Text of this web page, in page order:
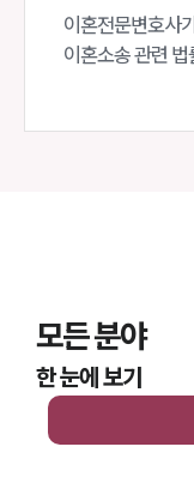
이혼전문변호사
이혼소송 관련
모든 분야
한 눈에 보기